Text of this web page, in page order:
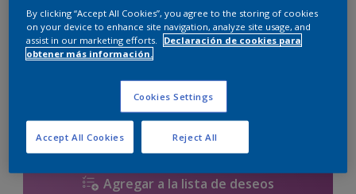
Tamaño
2.5 litros
Calculadora de pintura
Agregar a la lista de deseos
By clicking “Accept All Cookies”, you agree to the storing of cookies
on your device to enhance site navigation, analyze site usage, and
assist in our marketing efforts.
Declaración de cookies para
obtener más información.
Cookies Settings
Reject All
Accept All Cookies